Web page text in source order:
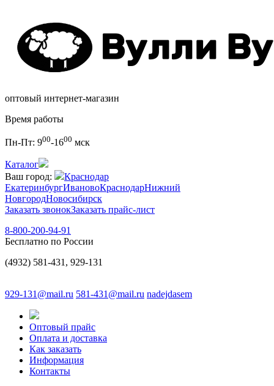
оптовый интернет-магазин
Время работы
Пн-Пт: 900-1600 мск
Каталог
Ваш город:
Краснодар
ЕкатеринбургИвановоКраснодарНижний
НовгородНовосибирск
Заказать звонокЗаказать прайс-лист
8-800-200-94-91
Бесплатно по России
(4932) 581-431, 929-131
929-131@mail.ru 581-431@mail.ru nadejdasem
Оптовый прайс
Оплата и доставка
Как заказать
Информация
Контакты